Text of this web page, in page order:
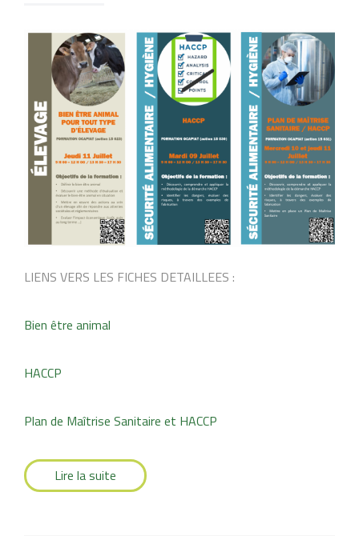
LIENS VERS LES FICHES DETAILLEES :
Bien être animal
HACCP
Plan de Maîtrise Sanitaire et HACCP
Lire la suite